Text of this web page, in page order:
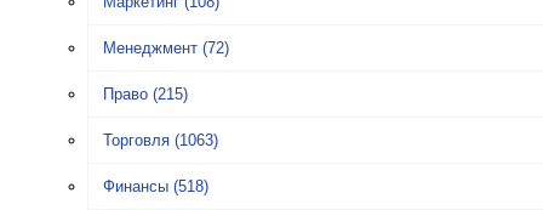
Менеджмент (72)
Право (215)
Торговля (1063)
Финансы (518)